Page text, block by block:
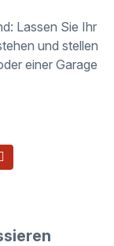
Lassen Sie Ihr
und stellen
einer Garage